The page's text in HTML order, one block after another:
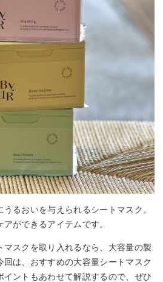
By:byur.jp
るおいを与えられるシートマスク。
ができるアイテムです。
マスクを取り入れるなら、大容量の製
は、おすすめの大容量シートマスク
イントもあわせて解説するので、ぜひ